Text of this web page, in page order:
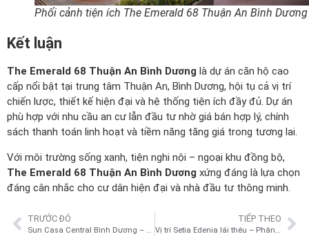
Phối cảnh tiện ích The Emerald 68 Thuận An Bình Dương
Kết luận
The Emerald 68 Thuận An Bình Dương là dự án căn hộ cao
cấp nổi bật tại trung tâm Thuận An, Bình Dương, hội tụ cả vị trí
chiến lược, thiết kế hiện đại và hệ thống tiện ích đầy đủ. Dự án
phù hợp với nhu cầu an cư lẫn đầu tư nhờ giá bán hợp lý, chính
sách thanh toán linh hoạt và tiềm năng tăng giá trong tương lai.
Với môi trường sống xanh, tiện nghi nội – ngoại khu đồng bộ,
The Emerald 68 Thuận An Bình Dương xứng đáng là lựa chọn
đáng cân nhắc cho cư dân hiện đại và nhà đầu tư thông minh.
TRƯỚC ĐÓ
Sun Casa Central Bình Dương – Tổng quan, vị trí và tiềm năng phát triển
TIẾP THEO
Vị trí Setia Edenia lái thêu – Phân tích A-Z vị trí vàng